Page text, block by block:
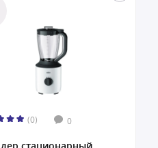
(0) 0